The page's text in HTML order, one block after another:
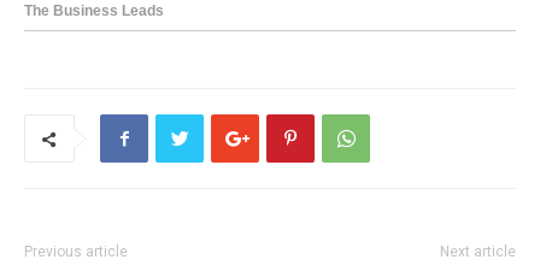
Previous article Next article